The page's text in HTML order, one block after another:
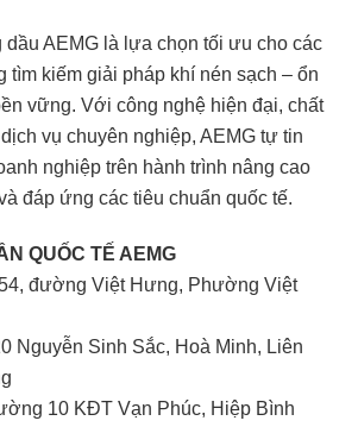
dầu AEMG là lựa chọn tối ưu cho các
tìm kiếm giải pháp khí nén sạch – ổn
vững. Với công nghệ hiện đại, chất
vụ chuyên nghiệp, AEMG tự tin
nghiệp trên hành trình nâng cao
đáp ứng các tiêu chuẩn quốc tế.
QUỐC TẾ AEMG
đường Việt Hưng, Phường Việt
Nguyễn Sinh Sắc, Hoà Minh, Liên
10 KĐT Vạn Phúc, Hiệp Bình